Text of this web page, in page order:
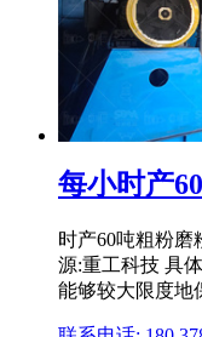
每小时产
时产60吨粗粉磨
源:重工科技 具
能够较大限度地